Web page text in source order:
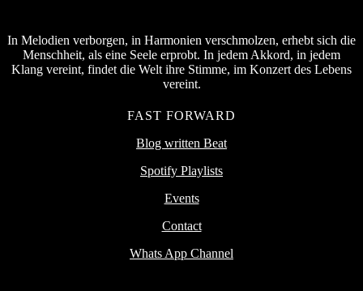
In Melodien verborgen, in Harmonien verschmolzen, erhebt sich die
Menschheit, als eine Seele erprobt. In jedem Akkord, in jedem
Klang vereint, findet die Welt ihre Stimme, im Konzert des Lebens
vereint.
FAST FORWARD
Blog written Beat
Spotify Playlists
Events
Contact
Whats App Channel